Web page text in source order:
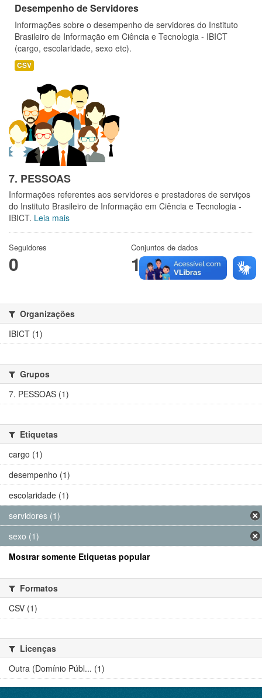
Desempenho de Servidores
Informações sobre o desempenho de servidores do Instituto
Brasileiro de Informação em Ciência e Tecnologia - IBICT
(cargo, escolaridade, sexo etc).
CSV
7. PESSOAS
Informações referentes aos servidores e prestadores de serviços
do Instituto Brasileiro de Informação em Ciência e Tecnologia -
IBICT. Leia mais
Seguidores
0
Conjuntos de dados
1
Organizações
IBICT (1)
Grupos
7. PESSOAS (1)
Etiquetas
cargo (1)
desempenho (1)
escolaridade (1)
servidores (1)
sexo (1)
Mostrar somente Etiquetas popular
Formatos
CSV (1)
Licenças
Outra (Domínio Públ... (1)